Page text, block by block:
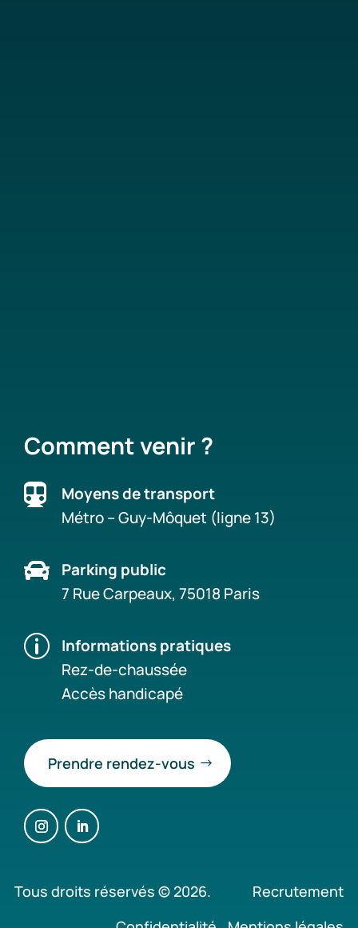
Comment venir ?

Moyens de transport
Métro – Guy-Môquet (ligne 13)

Parking public
7 Rue Carpeaux, 75018 Paris
p
Informations pratiques
Rez-de-chaussée
Accès handicapé
Prendre rendez-vous
Tous droits réservés © 2026.
Recrutement